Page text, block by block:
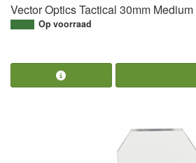
Vector Optics Tactical 30mm
Op voorraad